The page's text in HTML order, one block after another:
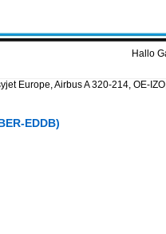
Hallo
Europe, Airbus A 320-214, OE-
EDDB)